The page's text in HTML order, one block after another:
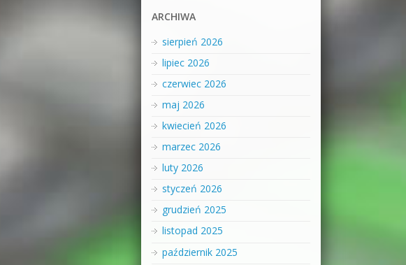
ARCHIWA
sierpień 2026
lipiec 2026
czerwiec 2026
maj 2026
kwiecień 2026
marzec 2026
luty 2026
styczeń 2026
grudzień 2025
listopad 2025
październik 2025